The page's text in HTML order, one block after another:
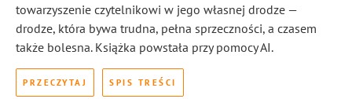
towarzyszenie czytelnikowi w jego własnej drodze —
drodze, która bywa trudna, pełna sprzeczności, a czasem
także bolesna. Książka powstała przy pomocy AI.
PRZECZYTAJ SPIS TREŚCI